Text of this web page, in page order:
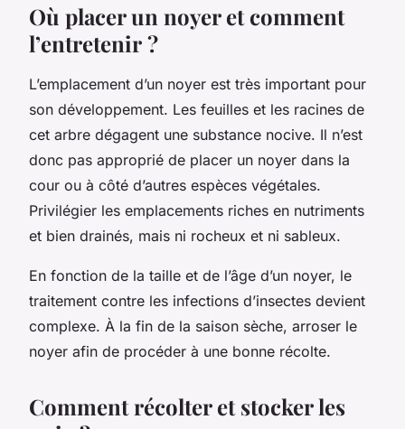
Où placer un noyer et comment
l’entretenir ?
L’emplacement d’un noyer est très important pour
son développement. Les feuilles et les racines de
cet arbre dégagent une substance nocive. Il n’est
donc pas approprié de placer un noyer dans la
cour ou à côté d’autres espèces végétales.
Privilégier les emplacements riches en nutriments
et bien drainés, mais ni rocheux et ni sableux.
En fonction de la taille et de l’âge d’un noyer, le
traitement contre les infections d’insectes devient
complexe. À la fin de la saison sèche, arroser le
noyer afin de procéder à une bonne récolte.
Comment récolter et stocker les